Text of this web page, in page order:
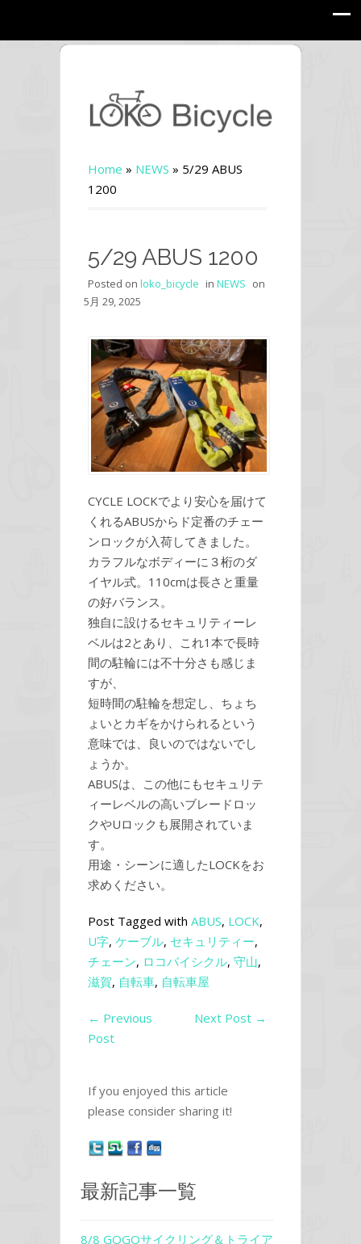
Home » NEWS » 5/29 ABUS
1200
5/29 ABUS 1200
Posted on loko_bicycle in NEWS on
5月 29, 2025
CYCLE LOCKでより安心を届けて
くれるABUSからド定番のチェー
ンロックが入荷してきました。
カラフルなボディーに３桁のダ
イヤル式。110cmは長さと重量
の好バランス。
独自に設けるセキュリティーレ
ベルは2とあり、これ1本で長時
間の駐輪には不十分さも感じま
すが、
短時間の駐輪を想定し、ちょち
ょいとカギをかけられるという
意味では、良いのではないでし
ょうか。
ABUSは、この他にもセキュリテ
ィーレベルの高いブレードロッ
クやUロックも展開されていま
す。
用途・シーンに適したLOCKをお
求めください。
Post Tagged with ABUS, LOCK,
U字, ケーブル, セキュリティー,
チェーン, ロコバイシクル, 守山,
滋賀, 自転車, 自転車屋
← Previous
Post
Next Post →
If you enjoyed this article
please consider sharing it!
最新記事一覧
8/8 GOGOサイクリング＆トライア